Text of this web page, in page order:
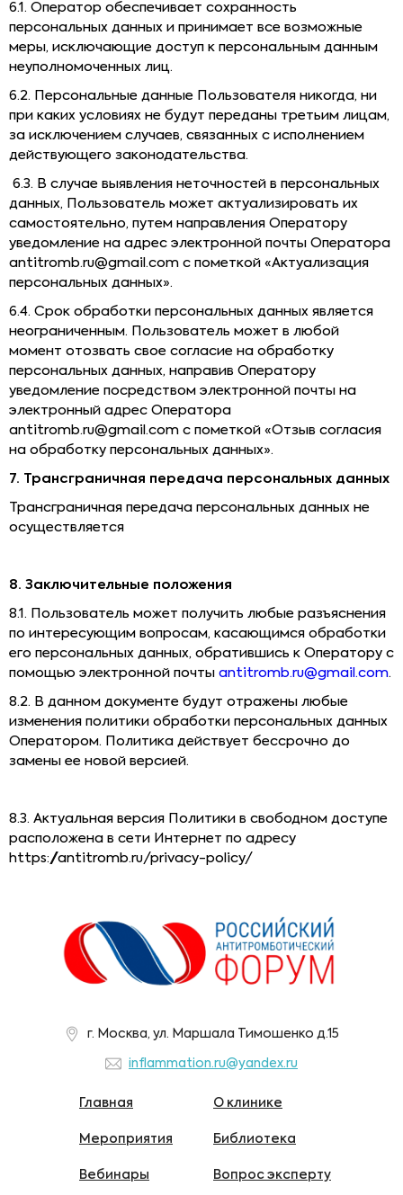
6.1. Оператор обеспечивает сохранность
персональных данных и принимает все возможные
меры, исключающие доступ к персональным данным
неуполномоченных лиц.
6.2. Персональные данные Пользователя никогда, ни
при каких условиях не будут переданы третьим лицам,
за исключением случаев, связанных с исполнением
действующего законодательства.
6.3. В случае выявления неточностей в персональных
данных, Пользователь может актуализировать их
самостоятельно, путем направления Оператору
уведомление на адрес электронной почты Оператора
antitromb.ru@gmail.com с пометкой «Актуализация
персональных данных».
6.4. Срок обработки персональных данных является
неограниченным. Пользователь может в любой
момент отозвать свое согласие на обработку
персональных данных, направив Оператору
уведомление посредством электронной почты на
электронный адрес Оператора
antitromb.ru@gmail.com с пометкой «Отзыв согласия
на обработку персональных данных».
7. Трансграничная передача персональных данных
Трансграничная передача персональных данных не
осуществляется
8. Заключительные положения
8.1. Пользователь может получить любые разъяснения
по интересующим вопросам, касающимся обработки
его персональных данных, обратившись к Оператору с
помощью электронной почты antitromb.ru@gmail.com.
8.2. В данном документе будут отражены любые
изменения политики обработки персональных данных
Оператором. Политика действует бессрочно до
замены ее новой версией.
8.3. Актуальная версия Политики в свободном доступе
расположена в сети Интернет по адресу
https://antitromb.ru/privacy-policy/
г. Москва, ул. Маршала Тимошенко д.15
inflammation.ru@yandex.ru
Главная
Мероприятия
Вебинары
О клинике
Библиотека
Вопрос эксперту